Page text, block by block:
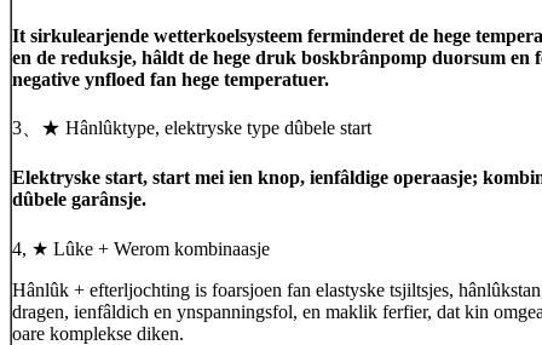
It sirkulearjende wetterkoelsysteem ferminderet de hege
en de reduksje, hâldt de hege druk boskbrânpomp duorsum en
negative ynfloed fan hege temperatuer.
3、★ Hânlûktype, elektryske type dûbele start
Elektryske start, start mei ien knop, ienfâldige operaasje;
dûbele garânsje.
4, ★ Lûke + Werom kombinaasje
Hânlûk + efterljochting is foarsjoen fan elastyske tsjiltsjes,
dragen, ienfâldich en ynspanningsfol, en maklik ferfier, dat kin
oare komplekse diken.